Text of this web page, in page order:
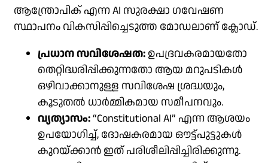
ആന്ത്രോപിക് എന്ന AI സുരക്ഷാ ഗവേഷണ
സ്ഥാപനം വികസിപ്പിച്ചെടുത്ത മോഡലാണ് ക്ലോഡ്.
പ്രധാന സവിശേഷത: ഉപദ്രവകരമായതോ
തെറ്റിദ്ധരിപ്പിക്കുന്നതോ ആയ മറുപടികൾ
ഒഴിവാക്കാനുള്ള സവിശേഷ ശ്രദ്ധയും,
കൂടുതൽ ധാർമ്മികമായ സമീപനവും.
വ്യത്യാസം:“Constitutional AI” എന്ന ആശയം
ഉപയോഗിച്ച്, ദോഷകരമായ ഔട്ട്പുട്ടുകൾ
കുറയ്ക്കാൻ ഇത് പരിശീലിപ്പിച്ചിരിക്കുന്നു.